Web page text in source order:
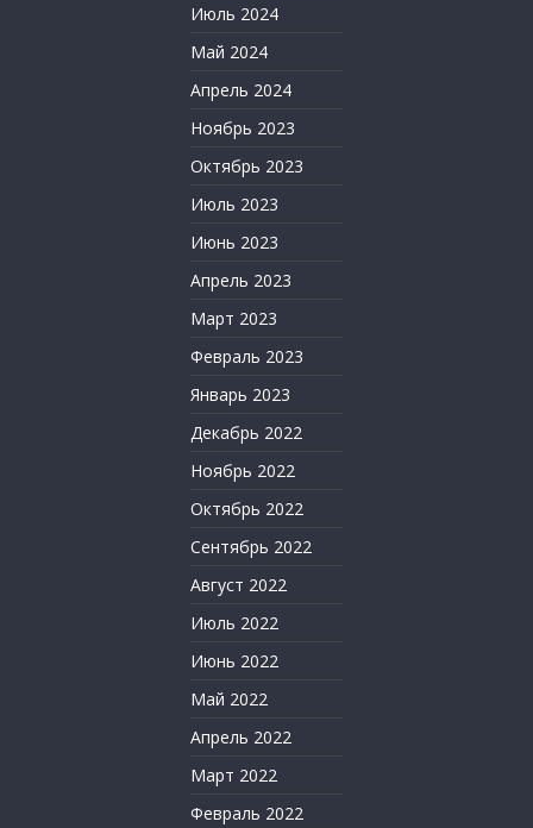
Июль 2024
Май 2024
Апрель 2024
Ноябрь 2023
Октябрь 2023
Июль 2023
Июнь 2023
Апрель 2023
Март 2023
Февраль 2023
Январь 2023
Декабрь 2022
Ноябрь 2022
Октябрь 2022
Сентябрь 2022
Август 2022
Июль 2022
Июнь 2022
Май 2022
Апрель 2022
Март 2022
Февраль 2022